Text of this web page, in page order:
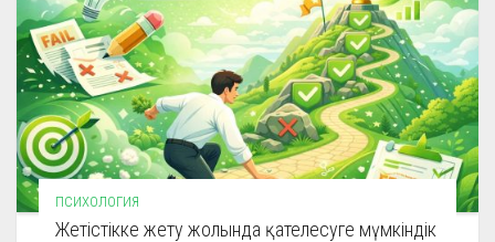
ПСИХОЛОГИЯ
Жетістікке жету жолында қателесуге мүмкіндік